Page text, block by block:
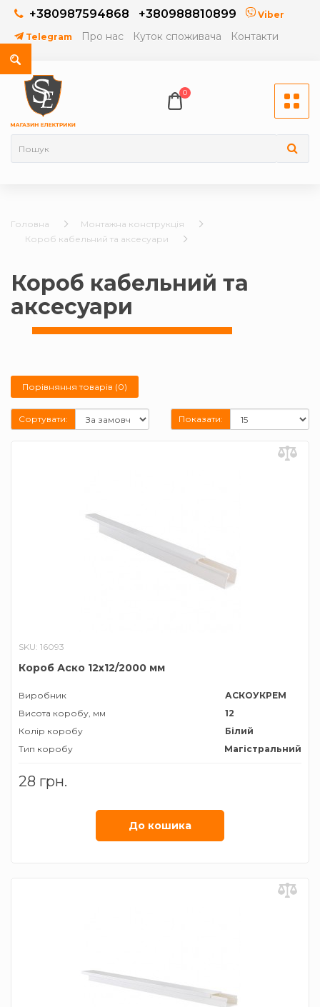
+380987594868 +380988810899 Viber
Telegram Про нас Куток споживача Контакти
0
Головна
Монтажна конструкція
Короб кабельний та аксесуари
Короб кабельний та
аксесуари
Порівняння товарів (0)
Сортувати: Показати:
SKU: 16093
Короб Аско 12х12/2000 мм
Виробник
АСКОУКРЕМ
Висота коробу, мм
12
Колір коробу
Білий
Тип коробу
Магістральний
28 грн.
До кошика